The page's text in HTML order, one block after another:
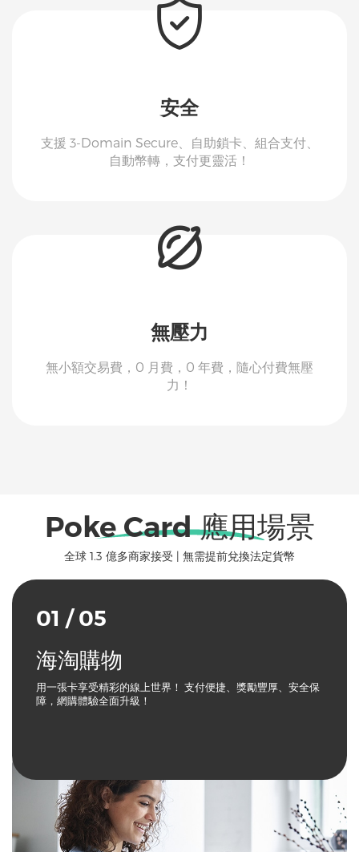
安全
支援 3-Domain Secure、自助鎖卡、組合支付、
自動幣轉，支付更靈活！
無壓力
無小額交易費，0 月費，0 年費，隨心付費無壓
力！
Poke Card 應用場景
全球 1.3 億多商家接受 | 無需提前兌換法定貨幣
01 / 05
海淘購物
用一張卡享受精彩的線上世界！ 支付便捷、獎勵豐厚、安全保
障，網購體驗全面升級！